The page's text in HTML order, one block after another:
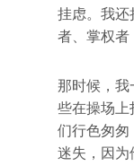
挂虑。我还
者、掌权者
那时候，我
些在操场上
们行色匆匆
迷失，因为